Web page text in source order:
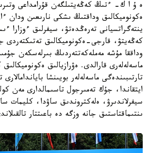
ە ۇ ا ك- ءتىڭ كەڭەيتىلگەن قۇرامداعى
ەكونوميكالىق وداقتىڭ ىشكى نارىعىن ودان
ينتەگراتسيانى تەرەڭدەتۋ، سيفرلىق ءوزارا
كەڭەيتۋ، قارجى-ەكونوميكالىق تەتىكتەردى
وداققا مۇشە مەملەكەتتەردىڭ بىرلەسكەن
ماسەلەلەرى قارالدى. ەۋرازيالىق
تارتىبىندەگى ماسەلەلەر بويىنشا
ايتقاندا، جۇك تەمىرجول تاسىمالدارى مەن
سيفرلاندىرۋ، ەلەكتروندىق ساۋدا، كليمات
ىنتىماقتاستىق جانە وزگە دە باعىتتار